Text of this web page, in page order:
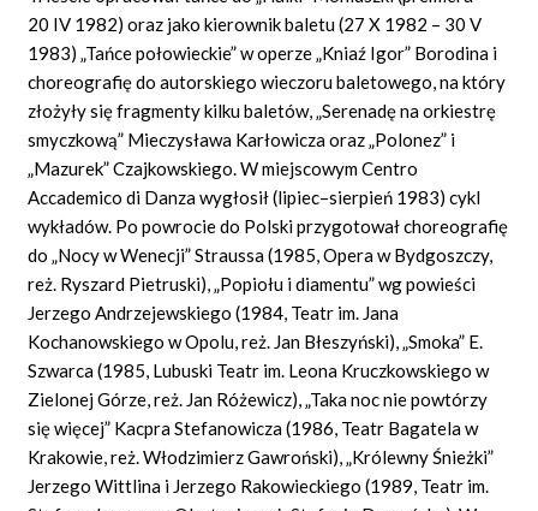
20 IV 1982) oraz jako kierownik baletu (27 X 1982 – 30 V
1983) „Tańce połowieckie” w operze „Kniaź Igor” Borodina i
choreografię do autorskiego wieczoru baletowego, na który
złożyły się fragmenty kilku baletów, „Serenadę na orkiestrę
smyczkową” Mieczysława Karłowicza oraz „Polonez” i
„Mazurek” Czajkowskiego. W miejscowym Centro
Accademico di Danza wygłosił (lipiec–sierpień 1983) cykl
wykładów. Po powrocie do Polski przygotował choreografię
do „Nocy w Wenecji” Straussa (1985, Opera w Bydgoszczy,
reż. Ryszard Pietruski), „Popiołu i diamentu” wg powieści
Jerzego Andrzejewskiego (1984, Teatr im. Jana
Kochanowskiego w Opolu, reż. Jan Błeszyński), „Smoka” E.
Szwarca (1985, Lubuski Teatr im. Leona Kruczkowskiego w
Zielonej Górze, reż. Jan Różewicz), „Taka noc nie powtórzy
się więcej” Kacpra Stefanowicza (1986, Teatr Bagatela w
Krakowie, reż. Włodzimierz Gawroński), „Królewny Śnieżki”
Jerzego Wittlina i Jerzego Rakowieckiego (1989, Teatr im.